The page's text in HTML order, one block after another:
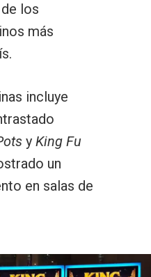
los
más
incluye
y King Fu
un
en salas de